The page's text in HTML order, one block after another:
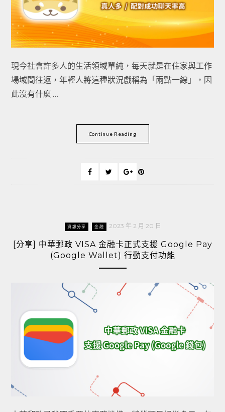
現今社會許多人的生活領域單純，每天就是在住家與工作
場域間往返，年輕人將這種狀況戲稱為「兩點一線」，因
此沒有什麼 …
Continue Reading
資訊分享 金融 2023 年 2 月 20 日
[分享] 中華郵政 VISA 金融卡正式支援 Google Pay
(Google Wallet) 行動支付功能